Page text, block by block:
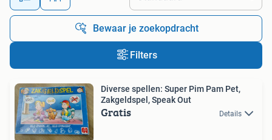
Bewaar je zoekopdracht
Filters
Diverse spellen: Super Pim Pam Pet,
Zakgeldspel, Speak Out
Gratis Details